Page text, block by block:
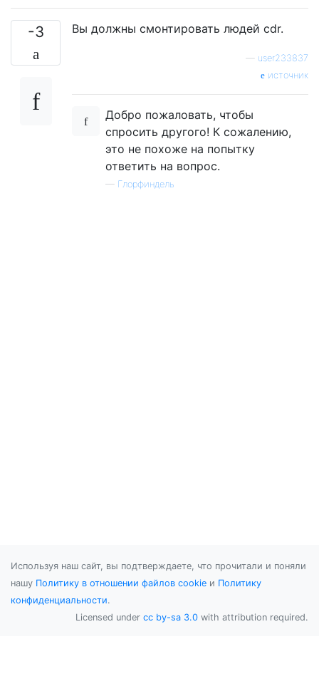
-3 Вы должны смонтировать людей cdr.
user233837
источник
Добро пожаловать, чтобы
спросить другого! К сожалению,
это не похоже на попытку
ответить на вопрос.
— Глорфиндель
Используя наш сайт, вы подтверждаете, что прочитали и поняли
нашу Политику в отношении файлов cookie и Политику
конфиденциальности.
Licensed under cc by-sa 3.0 with attribution required.